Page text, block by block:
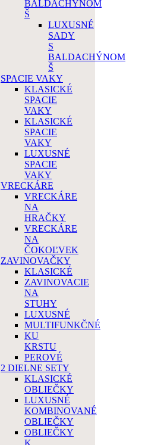
BALDACHÝNOM
Š
LUXUSNÉ
SADY
S
BALDACHÝNOM
Š
SPACIE VAKY
KLASICKÉ
SPACIE
VAKY
KLASICKÉ
SPACIE
VAKY
LUXUSNÉ
SPACIE
VAKY
VRECKÁRE
VRECKÁRE
NA
HRAČKY
VRECKÁRE
NA
ČOKOĽVEK
ZAVINOVAČKY
KLASICKÉ
ZAVINOVACIE
NA
STUHY
LUXUSNÉ
MULTIFUNKČNÉ
KU
KRSTU
PEROVÉ
2 DIELNE SETY
KLASICKÉ
OBLIEČKY
LUXUSNÉ
KOMBINOVANÉ
OBLIEČKY
OBLIEČKY